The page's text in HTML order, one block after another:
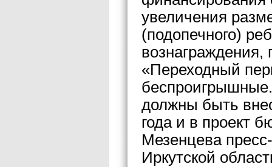
увеличения
(подопечного)
«Переходный
должны быть
года и в проект
Мезенцева
Иркутской